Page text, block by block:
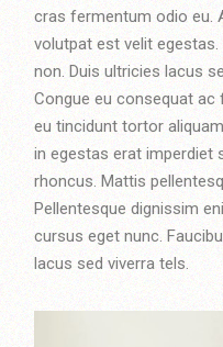
cras fermentum odio eu.
volutpat est velit
non. Duis ultricies lacus
Congue eu consequat ac
eu tincidunt tortor
in egestas erat imperdiet
rhoncus. Mattis
Pellentesque dignissim
cursus eget nunc.
lacus sed viverra tels.